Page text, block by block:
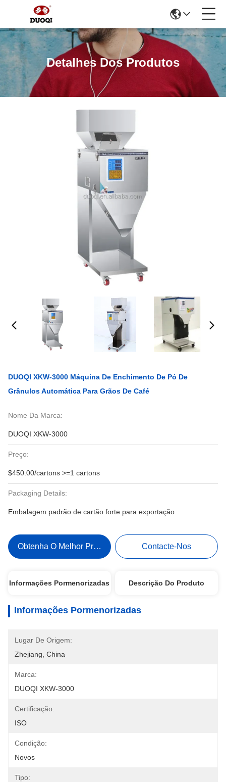
Detalhes Dos Produtos
DUOQI XKW-3000 Máquina De Enchimento De Pó De
Grânulos Automática Para Grãos De Café
Nome Da Marca:
DUOQI XKW-3000
Preço:
$450.00/cartons >=1 cartons
Packaging Details:
Embalagem padrão de cartão forte para exportação
Obtenha O Melhor Preço Contacte-Nos
Informações Pormenorizadas Descrição Do Produto
Informações Pormenorizadas
Lugar De Origem:
Zhejiang, China
Marca:
DUOQI XKW-3000
Certificação:
ISO
Condição:
Novos
Tipo: